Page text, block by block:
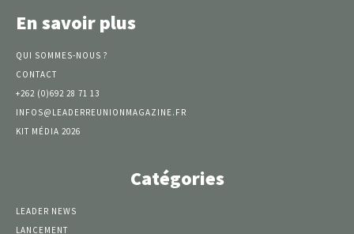
En savoir plus
QUI SOMMES-NOUS ?
CONTACT
+262 (0)692 28 71 13
INFOS@LEADERREUNIONMAGAZINE.FR
KIT MÉDIA 2026
Catégories
LEADER NEWS
LANCEMENT